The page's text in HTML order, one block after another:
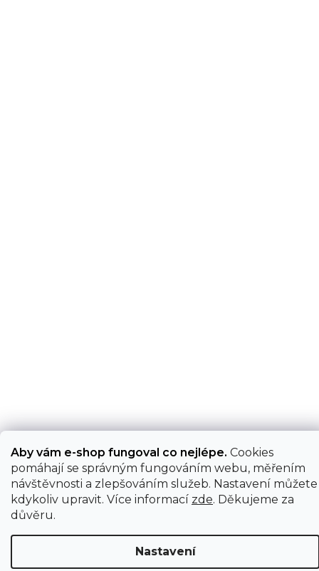
Aby vám e-shop fungoval co nejlépe. Cookies
pomáhají se správným fungováním webu, měřením
návštěvnosti a zlepšováním služeb. Nastavení můžete
kdykoliv upravit. Více informací zde. Děkujeme za
důvěru.
Nastavení